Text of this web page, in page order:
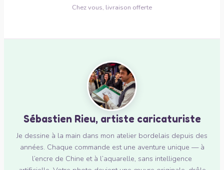
Chez vous, livraison offerte
Sébastien Rieu, artiste caricaturiste
Je dessine à la main dans mon atelier bordelais depuis des
années. Chaque commande est une aventure unique — à
l’encre de Chine et à l’aquarelle, sans intelligence